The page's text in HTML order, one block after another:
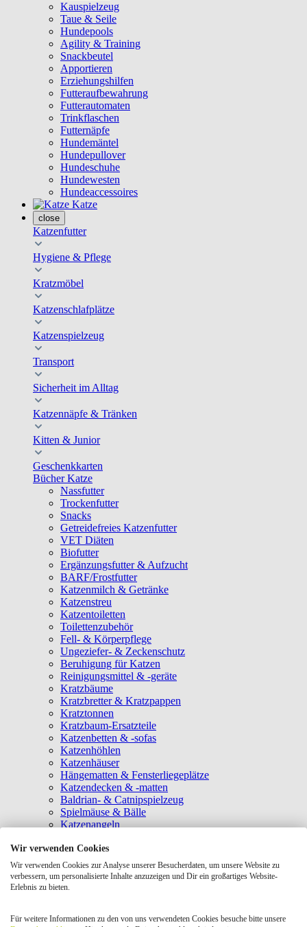
Kauspielzeug
Taue & Seile
Hundepools
Agility & Training
Snackbeutel
Apportieren
Erziehungshilfen
Futteraufbewahrung
Futterautomaten
Trinkflaschen
Futternäpfe
Hundemäntel
Hundepullover
Hundeschuhe
Hundewesten
Hundeaccessoires
Katze
close
Katzenfutter
Hygiene & Pflege
Kratzmöbel
Katzenschlafplätze
Katzenspielzeug
Transport
Sicherheit im Alltag
Katzennäpfe & Tränken
Kitten & Junior
Geschenkkarten
Bücher Katze
Nassfutter
Trockenfutter
Snacks
Getreidefreies Katzenfutter
VET Diäten
Biofutter
Ergänzungsfutter & Aufzucht
BARF/Frostfutter
Katzenmilch & Getränke
Katzenstreu
Katzentoiletten
Toilettenzubehör
Fell- & Körperpflege
Ungeziefer- & Zeckenschutz
Beruhigung für Katzen
Reinigungsmittel & -geräte
Kratzbäume
Kratzbretter & Kratzpappen
Kratztonnen
Kratzbaum-Ersatzteile
Katzenbetten & -sofas
Katzenhöhlen
Katzenhäuser
Hängematten & Fensterliegeplätze
Katzendecken & -matten
Baldrian- & Catnipspielzeug
Spielmäuse & Bälle
Katzenangeln
Laserpointer & Elektrospielzeug
Katzentunnel
Clicker & Target Sticks für Katzen
Weiteres Katzenspielzeug
Tragetaschen
Wir verwenden Cookies
Wir verwenden Cookies zur Analyse unserer Besucherdaten, um unsere Website zu
verbessern, um personalisierte Inhalte anzuzeigen und Dir ein großartiges Website-
Erlebnis zu bieten.
Für weitere Informationen zu den von uns verwendeten Cookies besuche bitte unsere